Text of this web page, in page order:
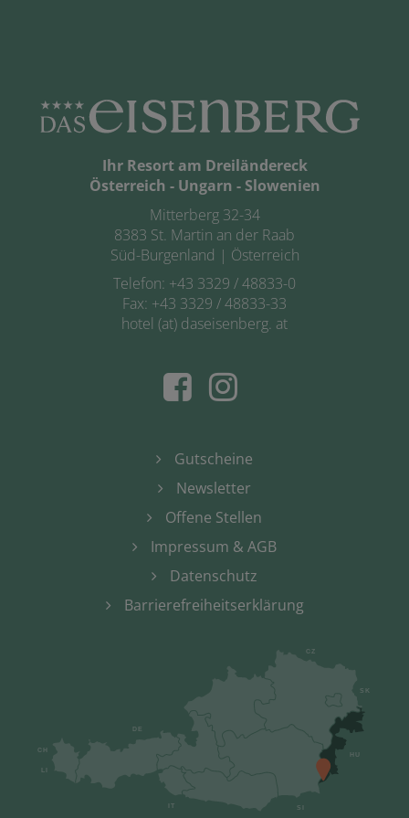
Ihr Resort am Dreiländereck
Österreich - Ungarn - Slowenien
Mitterberg 32-34
8383 St. Martin an der Raab
Süd-Burgenland | Österreich
Telefon: +43 3329 / 48833-0
Fax: +43 3329 / 48833-33
hotel (at) daseisenberg. at
Gutscheine
Newsletter
Offene Stellen
Impressum & AGB
Datenschutz
Barrierefreiheitserklärung